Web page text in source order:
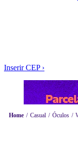
Inserir CEP ›
Home Casual Óculos